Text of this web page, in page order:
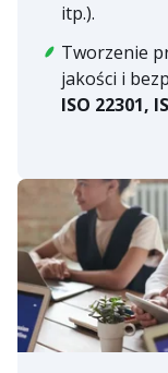
itp.).
Tworzenie
jakości i
ISO 22301,